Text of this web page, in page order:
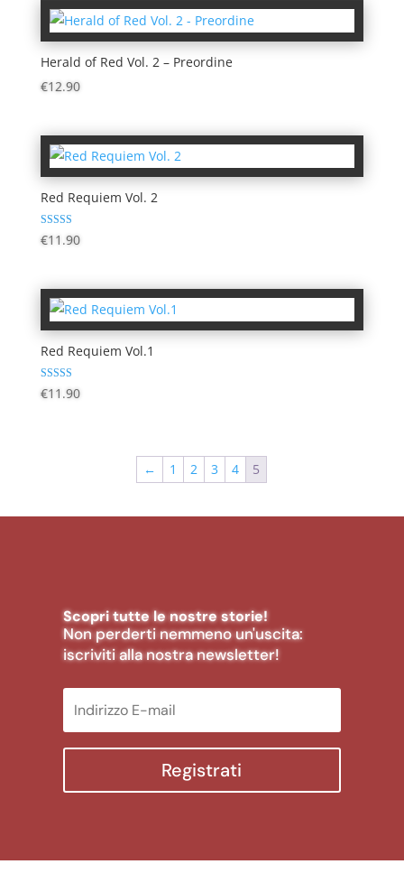
Herald of Red Vol. 2 – Preordine
€12.90
Red Requiem Vol. 2
Valutato
4.50
€11.90
Red Requiem Vol.1
Valutato
4.60
€11.90
← 1 2 3 4 5
Scopri tutte le nostre storie!
Non perderti nemmeno un'uscita:
iscriviti alla nostra newsletter!
Registrati